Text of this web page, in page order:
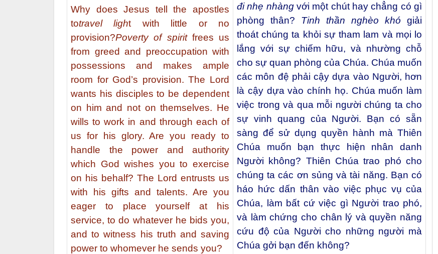
Why does Jesus tell the apostles
totravel light with little or no
provision?Poverty of spiritfrees us
from greed and preoccupation with
possessions and makes ample
room for God’s provision. The Lord
wants his disciples to be dependent
on him and not on themselves. He
wills to work in and through each of
us for his glory. Are you ready to
handle the power and authority
which God wishes you to exercise
on his behalf? The Lord entrusts us
with his gifts and talents. Are you
eager to place yourself at his
service, to do whatever he bids you,
and to witness his truth and saving
power to whomever he sends you?
đi nhẹ nhàngvới một chút hay chẳng có gì
phòng thân? Tinh thần nghèo khó giải
thoát chúng ta khỏi sự tham lam và mọi lo
lắng với sự chiếm hữu, và nhường chỗ
cho sự quan phòng của Chúa. Chúa muốn
các môn đệ phải cậy dựa vào Người, hơn
là cậy dựa vào chính họ. Chúa muốn làm
việc trong và qua mỗi người chúng ta cho
sự vinh quang của Người. Bạn có sẵn
sàng để sử dụng quyền hành mà Thiên
Chúa muốn bạn thực hiện nhân danh
Người không? Thiên Chúa trao phó cho
chúng ta các ơn sủng và tài năng. Bạn có
háo hức dấn thân vào việc phục vụ của
Chúa, làm bất cứ việc gì Người trao phó,
và làm chứng cho chân lý và quyền năng
cứu độ của Người cho những người mà
Chúa gởi bạn đến không?